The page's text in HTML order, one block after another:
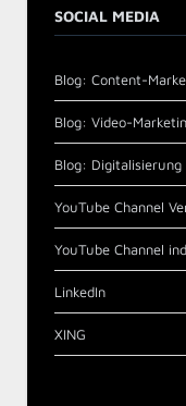
SOCIAL MEDIA
Blog: Content-
Blog: Video-
Blog: Digitalisierung
YouTube Channel
YouTube Channel
LinkedIn
XING